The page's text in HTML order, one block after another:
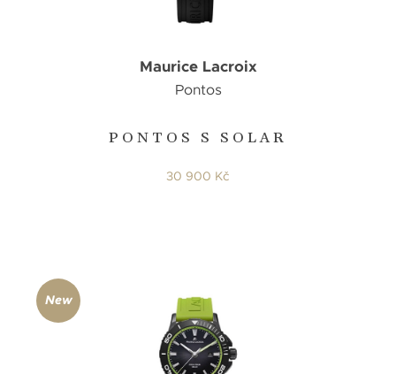
PONTOS S SOLAR
Maurice Lacroix
Pontos
30 900 Kč
New